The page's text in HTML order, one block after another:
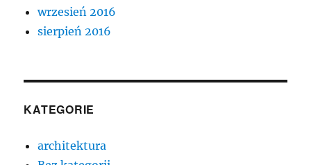
wrzesień 2016
sierpień 2016
KATEGORIE
architektura